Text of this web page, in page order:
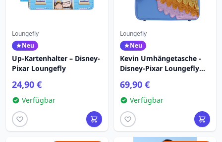
Loungefly
Neu
Up-Kartenhalter – Disney-
Pixar Loungefly
24,90 €
Verfügbar
Loungefly
Neu
Kevin Umhängetasche -
Disney-Pixar Loungefly
69,90 €
Verfügbar